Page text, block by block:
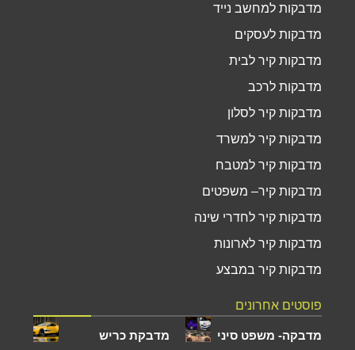
מדבקות למחשב נייד
מדבקות לעסקים
מדבקות קיר לבית
מדבקות לרכב
מדבקות קיר לסלון
מדבקות קיר למשרד
מדבקות קיר למטבח
מדבקות קיר– משפטים
מדבקות קיר לחדרי שינה
מדבקות קיר לארונות
מדבקות קיר במבצע
פוסטים אחרונים
מדבקה- משפט סיני מדבקת כריש